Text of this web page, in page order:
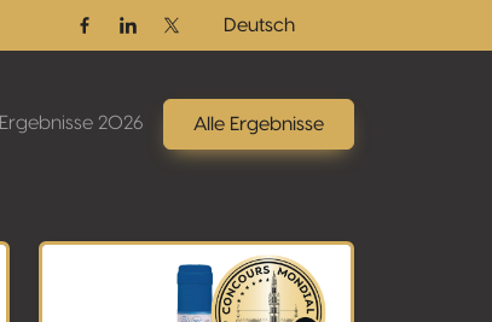
FacebookLinkedinTwitter / X
Deutsch
Ergebnisse 2026 Alle Ergebnisse